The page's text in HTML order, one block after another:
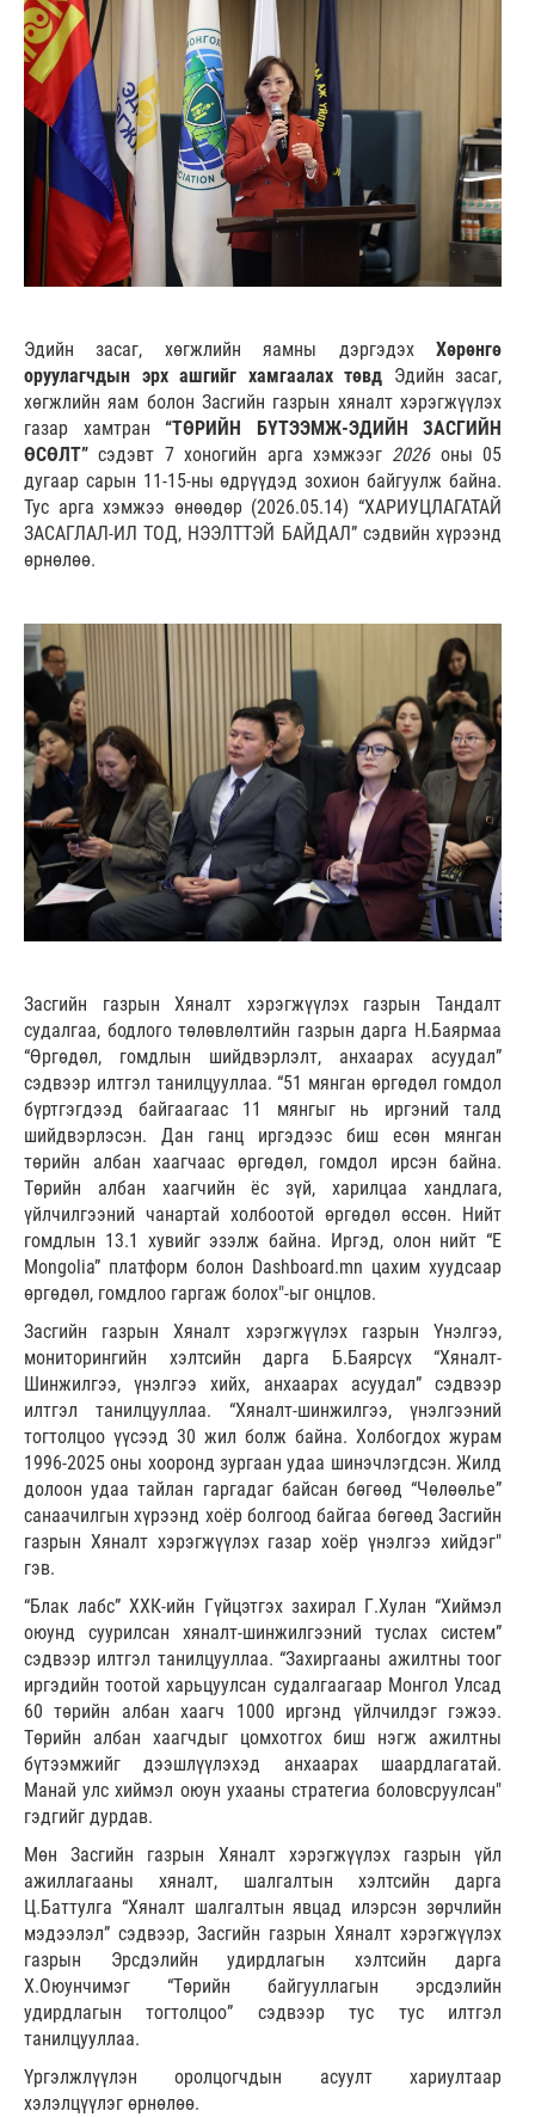
Эдийн засаг, хөгжлийн яамны дэргэдэх Хөрөнгө
оруулагчдын эрх ашгийг хамгаалах төвд Эдийн засаг,
хөгжлийн яам болон Засгийн газрын хяналт хэрэгжүүлэх
газар хамтран “ТӨРИЙН БҮТЭЭМЖ-ЭДИЙН ЗАСГИЙН
ӨСӨЛТ”сэдэвт 7 хоногийн арга хэмжээг 2026оны 05
дугаар сарын 11-15-ны өдрүүдэд зохион байгуулж байна.
Тус арга хэмжээ өнөөдөр (2026.05.14) “ХАРИУЦЛАГАТАЙ
ЗАСАГЛАЛ-ИЛ ТОД, НЭЭЛТТЭЙ БАЙДАЛ” сэдвийн хүрээнд
өрнөлөө.
Засгийн газрын Хяналт хэрэгжүүлэх газрын Тандалт
судалгаа, бодлого төлөвлөлтийн газрын дарга Н.Баярмаа
“Өргөдөл, гомдлын шийдвэрлэлт, анхаарах асуудал”
сэдвээр илтгэл танилцууллаа. “51 мянган өргөдөл гомдол
бүртгэгдээд байгаагаас 11 мянгыг нь иргэний талд
шийдвэрлэсэн. Дан ганц иргэдээс биш есөн мянган
төрийн албан хаагчаас өргөдөл, гомдол ирсэн байна.
Төрийн албан хаагчийн ёс зүй, харилцаа хандлага,
үйлчилгээний чанартай холбоотой өргөдөл өссөн. Нийт
гомдлын 13.1 хувийг эзэлж байна. Иргэд, олон нийт “E
Mongolia” платформ болон Dashboard.mn цахим хуудсаар
өргөдөл, гомдлоо гаргаж болох"-ыг онцлов.
Засгийн газрын Хяналт хэрэгжүүлэх газрын Үнэлгээ,
мониторингийн хэлтсийн дарга Б.Баярсүх “Хяналт-
Шинжилгээ, үнэлгээ хийх, анхаарах асуудал” сэдвээр
илтгэл танилцууллаа. “Хяналт-шинжилгээ, үнэлгээний
тогтолцоо үүсээд 30 жил болж байна. Холбогдох журам
1996-2025 оны хооронд зургаан удаа шинэчлэгдсэн. Жилд
долоон удаа тайлан гаргадаг байсан бөгөөд “Чөлөөлье”
санаачилгын хүрээнд хоёр болгоод байгаа бөгөөд Засгийн
газрын Хяналт хэрэгжүүлэх газар хоёр үнэлгээ хийдэг"
гэв.
“Блак лабс” ХХК-ийн Гүйцэтгэх захирал Г.Хулан “Хиймэл
оюунд суурилсан хяналт-шинжилгээний туслах систем”
сэдвээр илтгэл танилцууллаа. “Захиргааны ажилтны тоог
иргэдийн тоотой харьцуулсан судалгаагаар Монгол Улсад
60 төрийн албан хаагч 1000 иргэнд үйлчилдэг гэжээ.
Төрийн албан хаагчдыг цомхотгох биш нэгж ажилтны
бүтээмжийг дээшлүүлэхэд анхаарах шаардлагатай.
Манай улс хиймэл оюун ухааны стратегиа боловсруулсан"
гэдгийг дурдав.
Мөн Засгийн газрын Хяналт хэрэгжүүлэх газрын үйл
ажиллагааны хяналт, шалгалтын хэлтсийн дарга
Ц.Баттулга “Хяналт шалгалтын явцад илэрсэн зөрчлийн
мэдээлэл” сэдвээр, Засгийн газрын Хяналт хэрэгжүүлэх
газрын Эрсдэлийн удирдлагын хэлтсийн дарга
Х.Оюунчимэг “Төрийн байгууллагын эрсдэлийн
удирдлагын тогтолцоо” сэдвээр тус тус илтгэл
танилцууллаа.
Үргэлжлүүлэн оролцогчдын асуулт хариултаар
хэлэлцүүлэг өрнөлөө.